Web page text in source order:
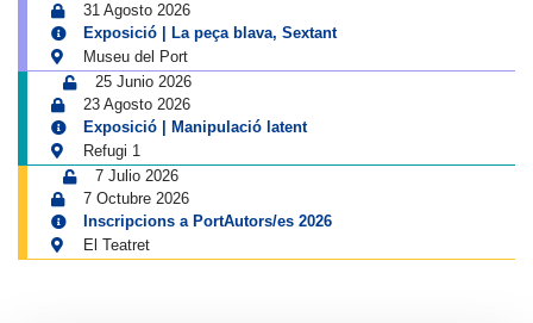
31 Agosto 2026
Exposició | La peça blava, Sextant
Museu del Port
25 Junio 2026
23 Agosto 2026
Exposició | Manipulació latent
Refugi 1
7 Julio 2026
7 Octubre 2026
Inscripcions a PortAutors/es 2026
El Teatret